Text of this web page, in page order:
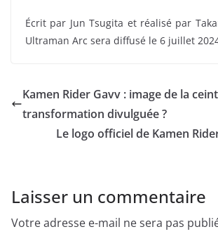
Écrit par Jun Tsugita et réalisé par
Ultraman Arc sera diffusé le 6 juillet
Kamen Rider Gavv : image de la
transformation divulguée ?
Le logo officiel de Kamen
Laisser un commentaire
Votre adresse e-mail ne sera pas